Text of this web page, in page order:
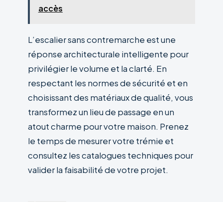
accès
L’escalier sans contremarche est une
réponse architecturale intelligente pour
privilégier le volume et la clarté. En
respectant les normes de sécurité et en
choisissant des matériaux de qualité, vous
transformez un lieu de passage en un
atout charme pour votre maison. Prenez
le temps de mesurer votre trémie et
consultez les catalogues techniques pour
valider la faisabilité de votre projet.